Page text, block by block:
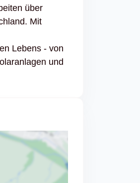
über
Mit
Lebens - von
und